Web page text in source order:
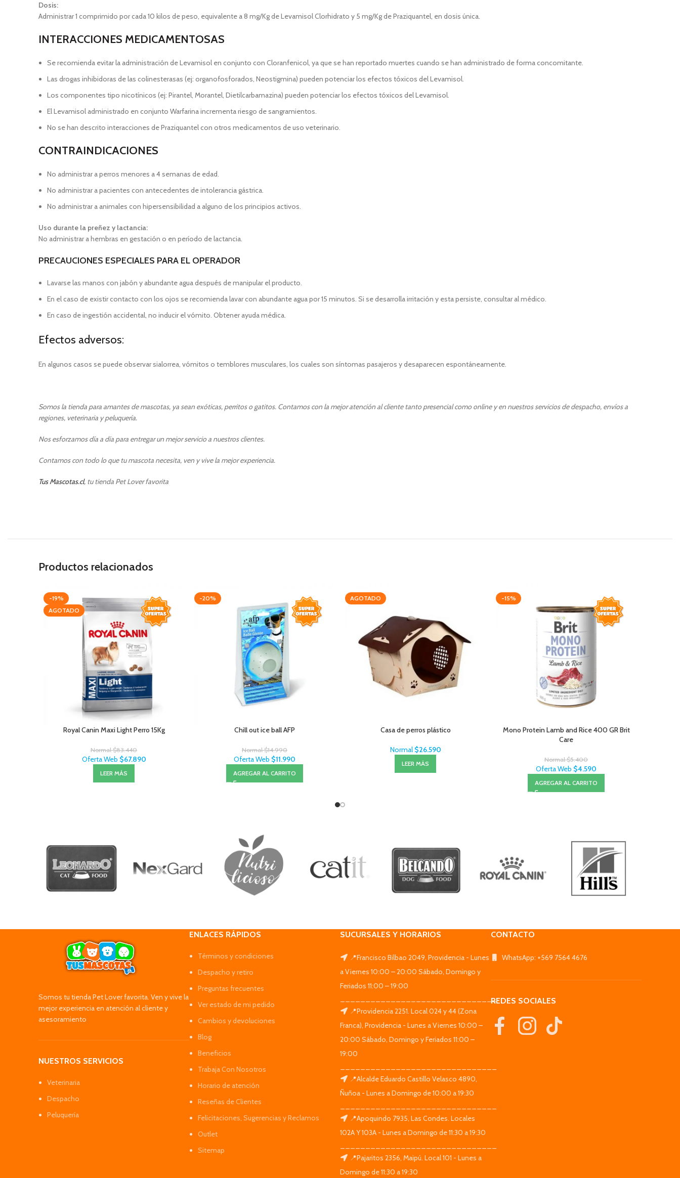
Dosis:
Administrar 1 comprimido por cada 10 kilos de peso, equivalente a 8 mg/Kg de Levamisol Clorhidrato y 5 mg/Kg de Praziquantel, en dosis única.
INTERACCIONES MEDICAMENTOSAS
Se recomienda evitar la administración de Levamisol en conjunto con Cloranfenicol, ya que se han reportado muertes cuando se han administrado de forma concomitante.
Las drogas inhibidoras de las colinesterasas (ej: organofosforados, Neostigmina) pueden potenciar los efectos tóxicos del Levamisol.
Los componentes tipo nicotínicos (ej: Pirantel, Morantel, Dietilcarbamazina) pueden potenciar los efectos tóxicos del Levamisol.
El Levamisol administrado en conjunto Warfarina incrementa riesgo de sangramientos.
No se han descrito interacciones de Praziquantel con otros medicamentos de uso veterinario.
CONTRAINDICACIONES
No administrar a perros menores a 4 semanas de edad.
No administrar a pacientes con antecedentes de intolerancia gástrica.
No administrar a animales con hipersensibilidad a alguno de los principios activos.
Uso durante la preñez y lactancia:
No administrar a hembras en gestación o en período de lactancia.
PRECAUCIONES ESPECIALES PARA EL OPERADOR
Lavarse las manos con jabón y abundante agua después de manipular el producto.
En el caso de existir contacto con los ojos se recomienda lavar con abundante agua por 15 minutos. Si se desarrolla irritación y esta persiste, consultar al médico.
En caso de ingestión accidental, no inducir el vómito. Obtener ayuda médica.
Efectos adversos:
En algunos casos se puede observar sialorrea, vómitos o temblores musculares, los cuales son síntomas pasajeros y desaparecen espontáneamente.
Somos la tienda para amantes de mascotas, ya sean exóticas, perritos o gatitos. Contamos con la mejor atención al cliente tanto presencial como online y en nuestros servicios de despacho, envíos a
regiones, veterinaria y peluquería.
Nos esforzamos día a día para entregar un mejor servicio a nuestros clientes.
Contamos con todo lo que tu mascota necesita, ven y vive la mejor experiencia.
Tus Mascotas.cl, tu tienda Pet Lover favorita
Productos relacionados
-19%
AGOTADO
Royal Canin Maxi Light Perro 15Kg
Normal$83.440
Oferta Web $67.890
LEER MÁS
-20%
Chill out ice ball AFP
Normal$14.990
Oferta Web $11.990
AGREGAR AL CARRITO
AGOTADO
Casa de perros plástico
Normal $26.590
LEER MÁS
-15%
Mono Protein Lamb and Rice 400 GR Brit
Care
Normal$5.400
Oferta Web $4.590
AGREGAR AL CARRITO
Somos tu tienda Pet Lover favorita. Ven y vive la
mejor experiencia en atención al cliente y
asesoramiento
NUESTROS SERVICIOS
Veterinaria
Despacho
Peluquería
ENLACES RÁPIDOS
Términos y condiciones
Despacho y retiro
Preguntas frecuentes
Ver estado de mi pedido
Cambios y devoluciones
Blog
Beneficios
Trabaja Con Nosotros
Horario de atención
Reseñas de Clientes
Felicitaciones, Sugerencias y Reclamos
Outlet
Sitemap
SUCURSALES Y HORARIOS
📍Francisco Bilbao 2049, Providencia - Lunes
a Viernes 10:00 – 20:00 Sábado, Domingo y
Feriados 11:00 – 19:00
_______________________________
📍Providencia 2251. Local 024 y 44 (Zona
Franca), Providencia - Lunes a Viernes 10:00 –
20:00 Sábado, Domingo y Feriados 11:00 –
19:00
📍Alcalde Eduardo Castillo Velasco 4890,
Ñuñoa - Lunes a Domingo de 10:00 a 19:30
📍Apoquindo 7935, Las Condes. Locales
102A Y 103A - Lunes a Domingo de 11:30 a 19:30
📍Pajaritos 2356, Maipú. Local 101 - Lunes a
Domingo de 11:30 a 19:30
CONTACTO
WhatsApp: +569 7564 4676
REDES SOCIALES